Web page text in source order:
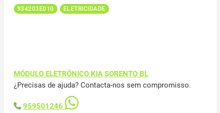
934203E010 ELETRICIDADE
MÓDULO ELETRÔNICO KIA SORENTO BL
¿Precisas de ajuda? Contacta-nos sem compromisso.
959501246